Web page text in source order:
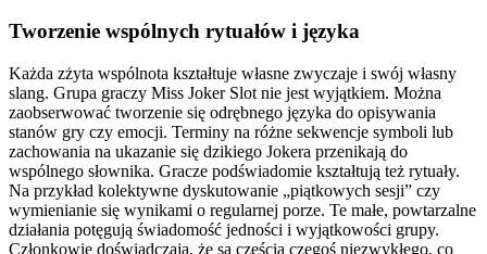
Tworzenie wspólnych rytuałów i języka
Każda zżyta wspólnota kształtuje własne zwyczaje i swój własny
slang. Grupa graczy Miss Joker Slot nie jest wyjątkiem. Można
zaobserwować tworzenie się odrębnego języka do opisywania
stanów gry czy emocji. Terminy na różne sekwencje symboli lub
zachowania na ukazanie się dzikiego Jokera przenikają do
wspólnego słownika. Gracze podświadomie kształtują też rytuały.
Na przykład kolektywne dyskutowanie „piątkowych sesji” czy
wymienianie się wynikami o regularnej porze. Te małe, powtarzalne
działania potęgują świadomość jedności i wyjątkowości grupy.
Członkowie doświadczają, że są częścią czegoś niezwykłego, co